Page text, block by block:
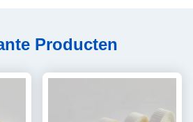
Producten